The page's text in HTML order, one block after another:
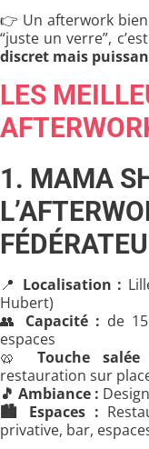
👉 Un afterwork bien
“juste un verre”,
discret mais
LES
1. MAMA
📍 Localisation :
Hubert)
👥 Capacité : de
espaces
🥨 Touche
restauration sur
🎵 Ambiance :
🏙️
Espaces :
privative, bar,